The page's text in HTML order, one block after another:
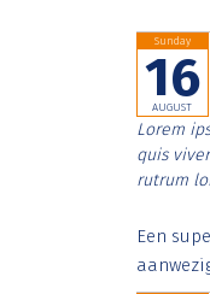
Sunday
16
AUGUST
Lorem
quis
rutrum
Een